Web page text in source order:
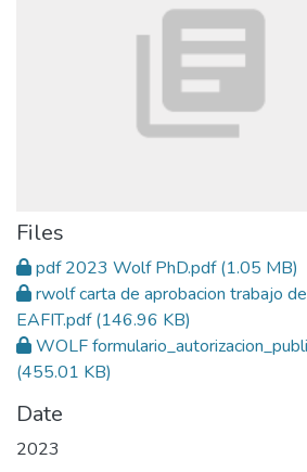
Files
pdf 2023 Wolf PhD.pdf(1.05 MB)
rwolf carta de aprobacion trabajo
EAFIT.pdf(146.96 KB)
WOLF
(455.01 KB)
Date
2023